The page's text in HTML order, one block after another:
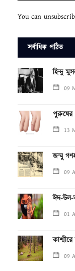
You can
সর্বাধিক পঠিত
হিন্দু
09
পুরুষের
13
জম্মু
09
ঈদ-
01
09